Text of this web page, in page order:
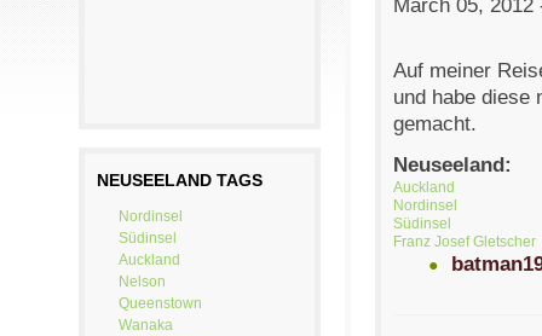
NEUSEELAND TAGS
Nordinsel
Südinsel
Auckland
Nelson
Queenstown
Wanaka
March 05, 2012
Auf meiner
und habe diese
gemacht.
Neuseeland:
Auckland
Nordinsel
Südinsel
Franz Josef Gletscher